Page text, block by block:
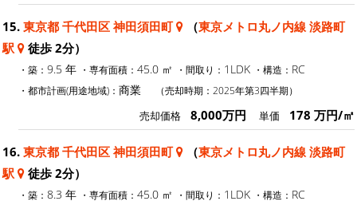
15. 東京都 千代田区 神田須田町 （東京メトロ丸ノ内線 淡路町
駅
徒歩 2分）
・築： 9.5 年 ・専有面積： 45.0 ㎡ ・間取り： 1LDK ・構造： RC
・都市計画(用途地域)： 商業 （売却時期：2025年第3四半期）
売却価格 8,000万円 単価 178 万円/㎡
16. 東京都 千代田区 神田須田町 （東京メトロ丸ノ内線 淡路町
駅
徒歩 2分）
・築： 8.3 年 ・専有面積： 45.0 ㎡ ・間取り： 1LDK ・構造： RC